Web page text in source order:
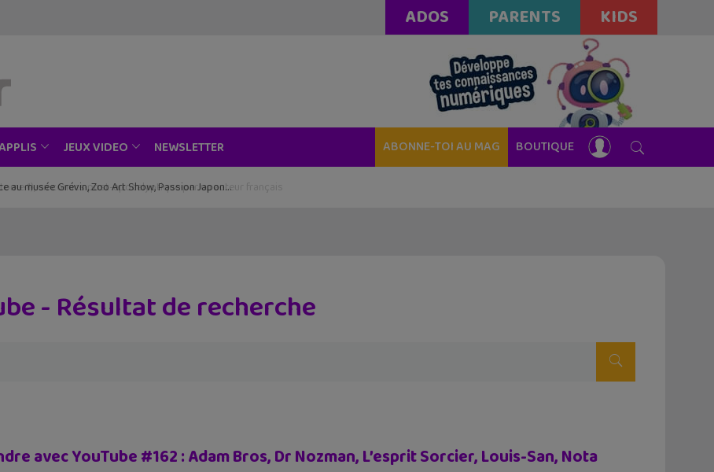
ADOS PARENTS KIDS
JEUX VIDEO NEWSLETTER ABONNE-TOI AU MAG BOUTIQUE
au musée Grévin, Zoo Art Show, Passion Japon…
- Résultat de recherche
avec YouTube #162 : Adam Bros, Dr Nozman, L’esprit Sorcier, Louis-San, Nota